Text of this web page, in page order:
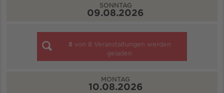
SONNTAG
09.08.2026
8 von 8 Veranstaltungen werden
geladen
MONTAG
10.08.2026